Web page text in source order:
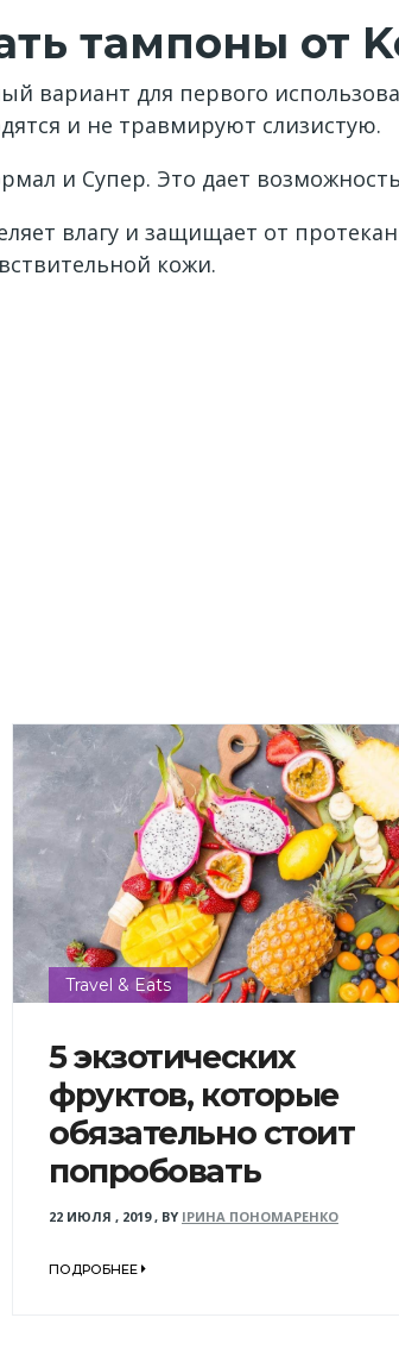
тампоны от
вариант для первого
и не травмируют слизистую.
и Супер. Это дает
влагу и защищает от
кожи.
Travel & Eats
5 экзотических
фруктов, которые
обязательно стоит
попробовать
22 ИЮЛЯ , 2019, BY ІРИНА ПОНОМАРЕНКО
ПОДРОБНЕЕ